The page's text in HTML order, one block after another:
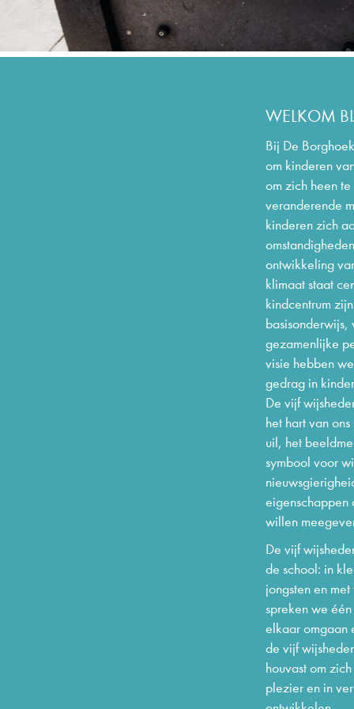
WELKOM
Bij De
om kinderen
om zich heen
veranderende
kinderen zich
ontwikkeling
klimaat staat
kindcentrum
gezamenlijke
visie hebben
gedrag in
De vijf
het hart van
uil, het
symbool voor
willen
De vijf
de school: in
jongsten en
spreken we
elkaar omgaan
de vijf
houvast om
plezier en in